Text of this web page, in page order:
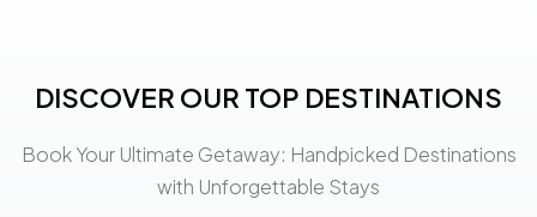
DISCOVER OUR TOP DESTINATIONS
Book Your Ultimate Getaway: Handpicked Destinations
with Unforgettable Stays